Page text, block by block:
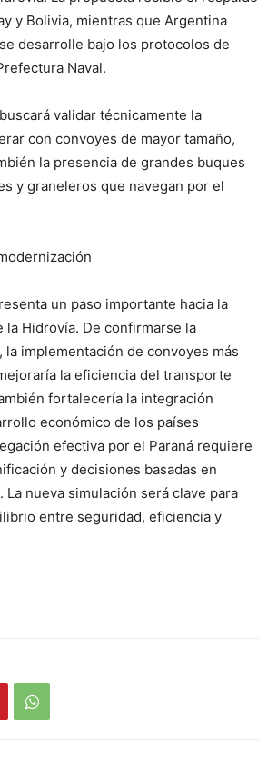
y Bolivia, mientras que Argentina
desarrolle bajo los protocolos de
Naval.
validar técnicamente la
con convoyes de mayor tamaño,
la presencia de grandes buques
y graneleros que navegan por el
un paso importante hacia la
la Hidrovía. De confirmarse la
la implementación de convoyes más
la eficiencia del transporte
fortalecería la integración
económico de los países
efectiva por el Paraná requiere
y decisiones basadas en
La nueva simulación será clave para
entre seguridad, eficiencia y